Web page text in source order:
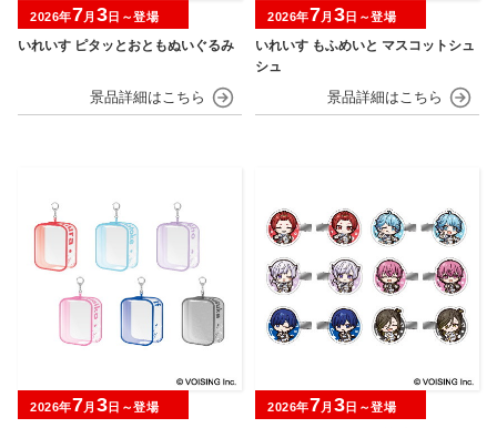
いれいす ピタッとおともぬいぐるみ
2026年7月 3日～登場
いれいす もふめいと マスコットシュ
シュ
2026年7月 3日～登場
2026年7月 3日～登場 2026年7月 3日～登場